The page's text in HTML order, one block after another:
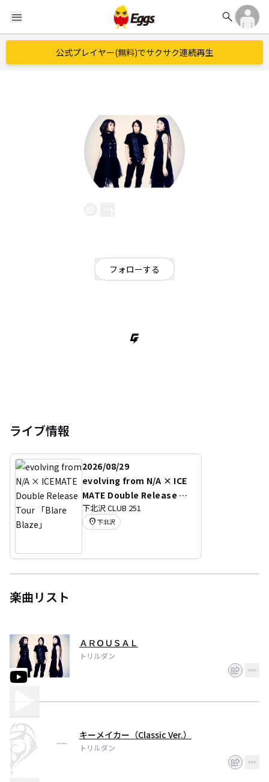
menu search
公式プレイヤー(無料)でサクサク連続再生
フォローする
叙情的なﾒﾛﾃﾞｨが印象的｡ 2009年7月にはﾌﾗﾝｽﾊﾟﾘで開催された｢JAPAN EXPO｣
ライブ情報
2026/08/29
evolving from N/A × ICE
MATE Double Release To
ur 「Blare Blaze」
下北沢 CLUB 251
location_on 下北沢
楽曲リスト
ＡＲＯＵＳＡＬ
トリルダン
キーメイカー（Classic Ver.）
トリルダン